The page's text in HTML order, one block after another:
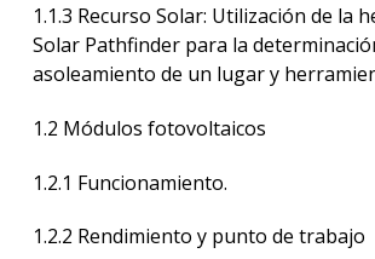
1.1.3 Recurso Solar: Utilización de la
Solar Pathfinder para la
asoleamiento de un lugar y
1.2 Módulos fotovoltaicos
1.2.1 Funcionamiento.
1.2.2 Rendimiento y punto de trabajo